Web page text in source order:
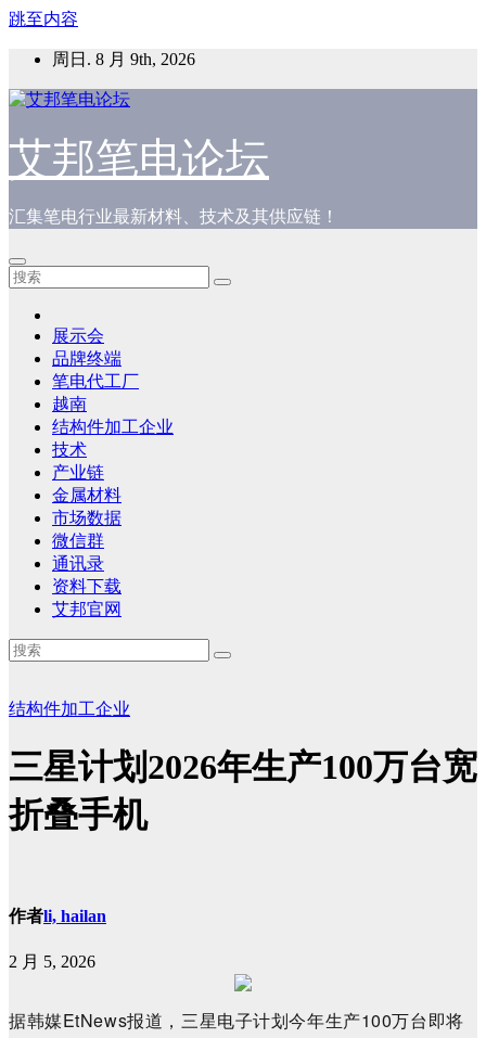
跳至内容
周日. 8 月 9th, 2026
艾邦笔电论坛
汇集笔电行业最新材料、技术及其供应链！
展示会
品牌终端
笔电代工厂
越南
结构件加工企业
技术
产业链
金属材料
市场数据
微信群
通讯录
资料下载
艾邦官网
结构件加工企业
三星计划2026年生产100万台宽
折叠手机
作者li, hailan
2 月 5, 2026
据韩媒EtNews报道，三星电子计划今年生产100万台即将